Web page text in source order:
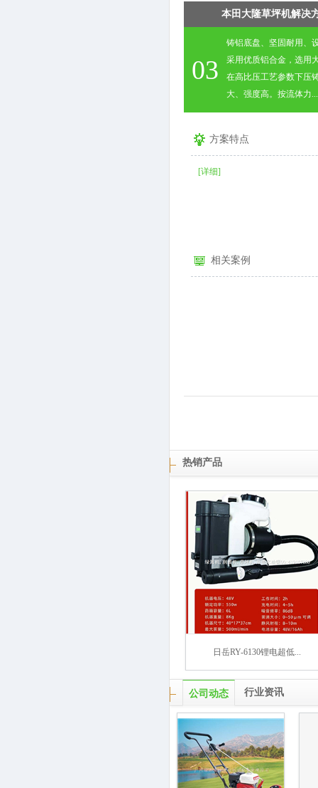
本田大隆草坪机解决
03
铸铝底盘、坚固耐用、
采用优质铝合金，选用
在高比压工艺参数下压
大、强度高。按流体力...
方案特点
[详细]
相关案例
热销产品
日岳RY-6130锂电超低...
公司动态 行业资讯